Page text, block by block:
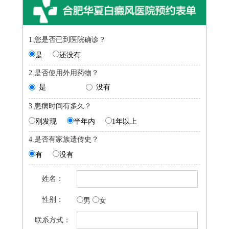
1.您是否已到医院确诊？
是
还没有
2.是否使用外用药物？
是
没有
3.患病时间有多久？
刚发现
半年内 1年以上
4.是否有家族遗传史？
有
没有
姓名：
性别： 男 女
联系方式：